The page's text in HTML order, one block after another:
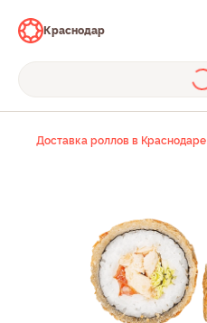
Краснодар
Доставка роллов в Краснодаре